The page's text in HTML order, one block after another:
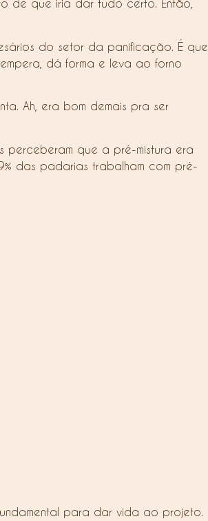
de que iria dar tudo certo. Então,
do setor da panificação. É que
dá forma e leva ao forno
Ah, era bom demais pra ser
perceberam que a pré-mistura era
das padarias trabalham com pré-
para dar vida ao projeto.